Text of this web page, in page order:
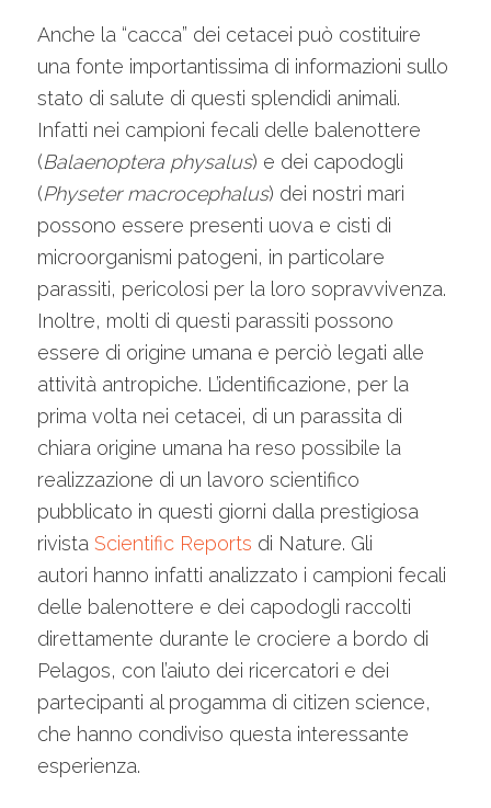
Anche la “cacca” dei cetacei può costituire
una fonte importantissima di informazioni sullo
stato di salute di questi splendidi animali.
Infatti nei campioni fecali delle balenottere
(Balaenoptera physalus) e dei capodogli
(Physeter macrocephalus) dei nostri mari
possono essere presenti uova e cisti di
microorganismi patogeni, in particolare
parassiti, pericolosi per la loro sopravvivenza.
Inoltre, molti di questi parassiti possono
essere di origine umana e perciò legati alle
attività antropiche. L’identificazione, per la
prima volta nei cetacei, di un parassita di
chiara origine umana ha reso possibile la
realizzazione di un lavoro scientifico
pubblicato in questi giorni dalla prestigiosa
rivista Scientific Reports di Nature. Gli
autori hanno infatti analizzato i campioni fecali
delle balenottere e dei capodogli raccolti
direttamente durante le crociere a bordo di
Pelagos, con l’aiuto dei ricercatori e dei
partecipanti al progamma di citizen science,
che hanno condiviso questa interessante
esperienza.